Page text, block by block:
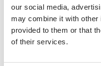
our social media,
may combine it with other
provided to them or that
of their services.
Wie traf Thor auf
warum sitzt Loki im
viele andere
Buch. Liebevoll